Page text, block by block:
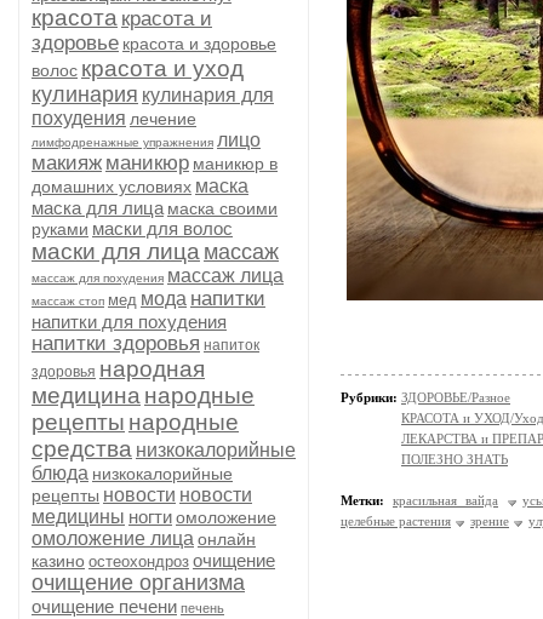
красота красота и
здоровье красота и здоровье
волос красота и уход
кулинария кулинария для
похудения лечение
лимфодренажные упражнения лицо
макияж маникюр маникюр в
домашних условиях маска
маска для лица маска своими
руками маски для волос
маски для лица массаж
массаж для похудения массаж лица
массаж стоп мед мода напитки
напитки для похудения
напитки здоровья напиток
здоровья народная
медицина народные
рецепты народные
средства низкокалорийные
блюда низкокалорийные
рецепты новости новости
медицины ногтиомоложение
омоложение лица онлайн
казино остеохондроз очищение
очищение организма
очищение печени печень
Рубрики: ЗДОРОВЬЕ/Разное
КРАСОТА и УХОД/Уход
ЛЕКАРСТВА и
ПОЛЕЗНО ЗНАТЬ
Метки: красильная вайда
целебные растения
зрение